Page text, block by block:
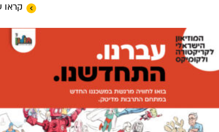
קראו